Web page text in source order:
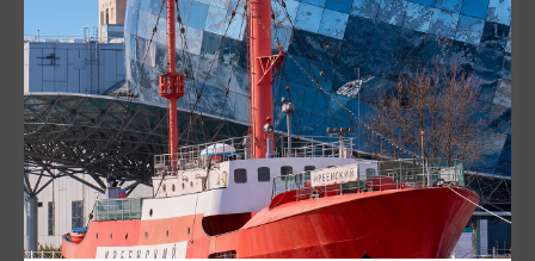
01.02.2026 - 31.12.2026, 13:00
Куршская коса
ОТ 2500₽